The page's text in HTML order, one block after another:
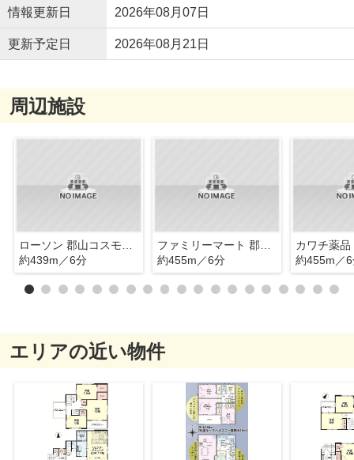
情報更新日 2026年08月07日
更新予定日 2026年08月21日
周辺施設
約439m／6分
ファミリーマート 郡山谷地本町店
約455m／6分
カワチ薬品
約455m／
エリアの近い物件